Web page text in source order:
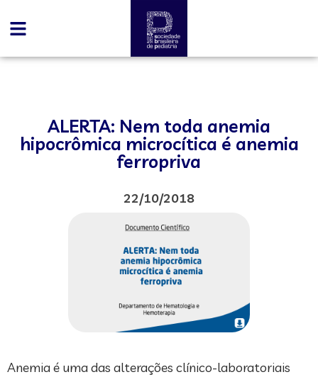
ALERTA: Nem toda anemia
hipocrômica microcítica é anemia
ferropriva
22/10/2018
Anemia é uma das alterações clínico-laboratoriais